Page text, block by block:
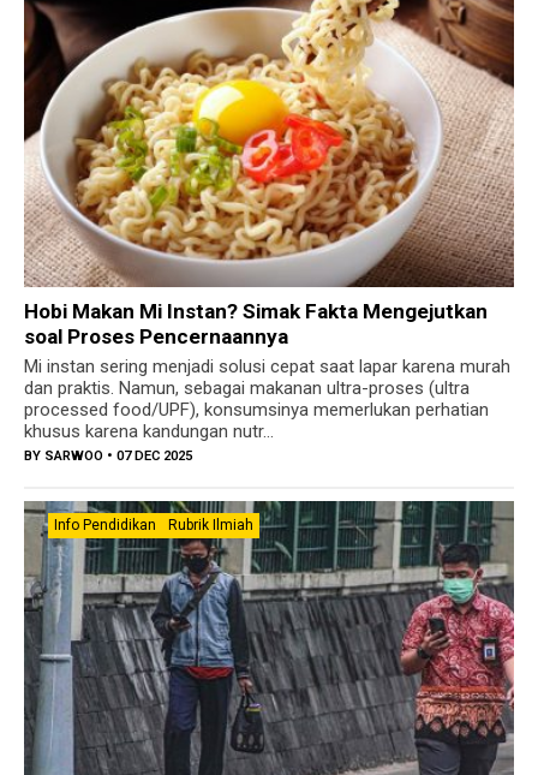
Hobi Makan Mi Instan? Simak Fakta Mengejutkan
soal Proses Pencernaannya
Mi instan sering menjadi solusi cepat saat lapar karena murah
dan praktis. Namun, sebagai makanan ultra-proses (ultra
processed food/UPF), konsumsinya memerlukan perhatian
khusus karena kandungan nutr...
BY SARWOO • 07 DEC 2025
Info Pendidikan Rubrik Ilmiah